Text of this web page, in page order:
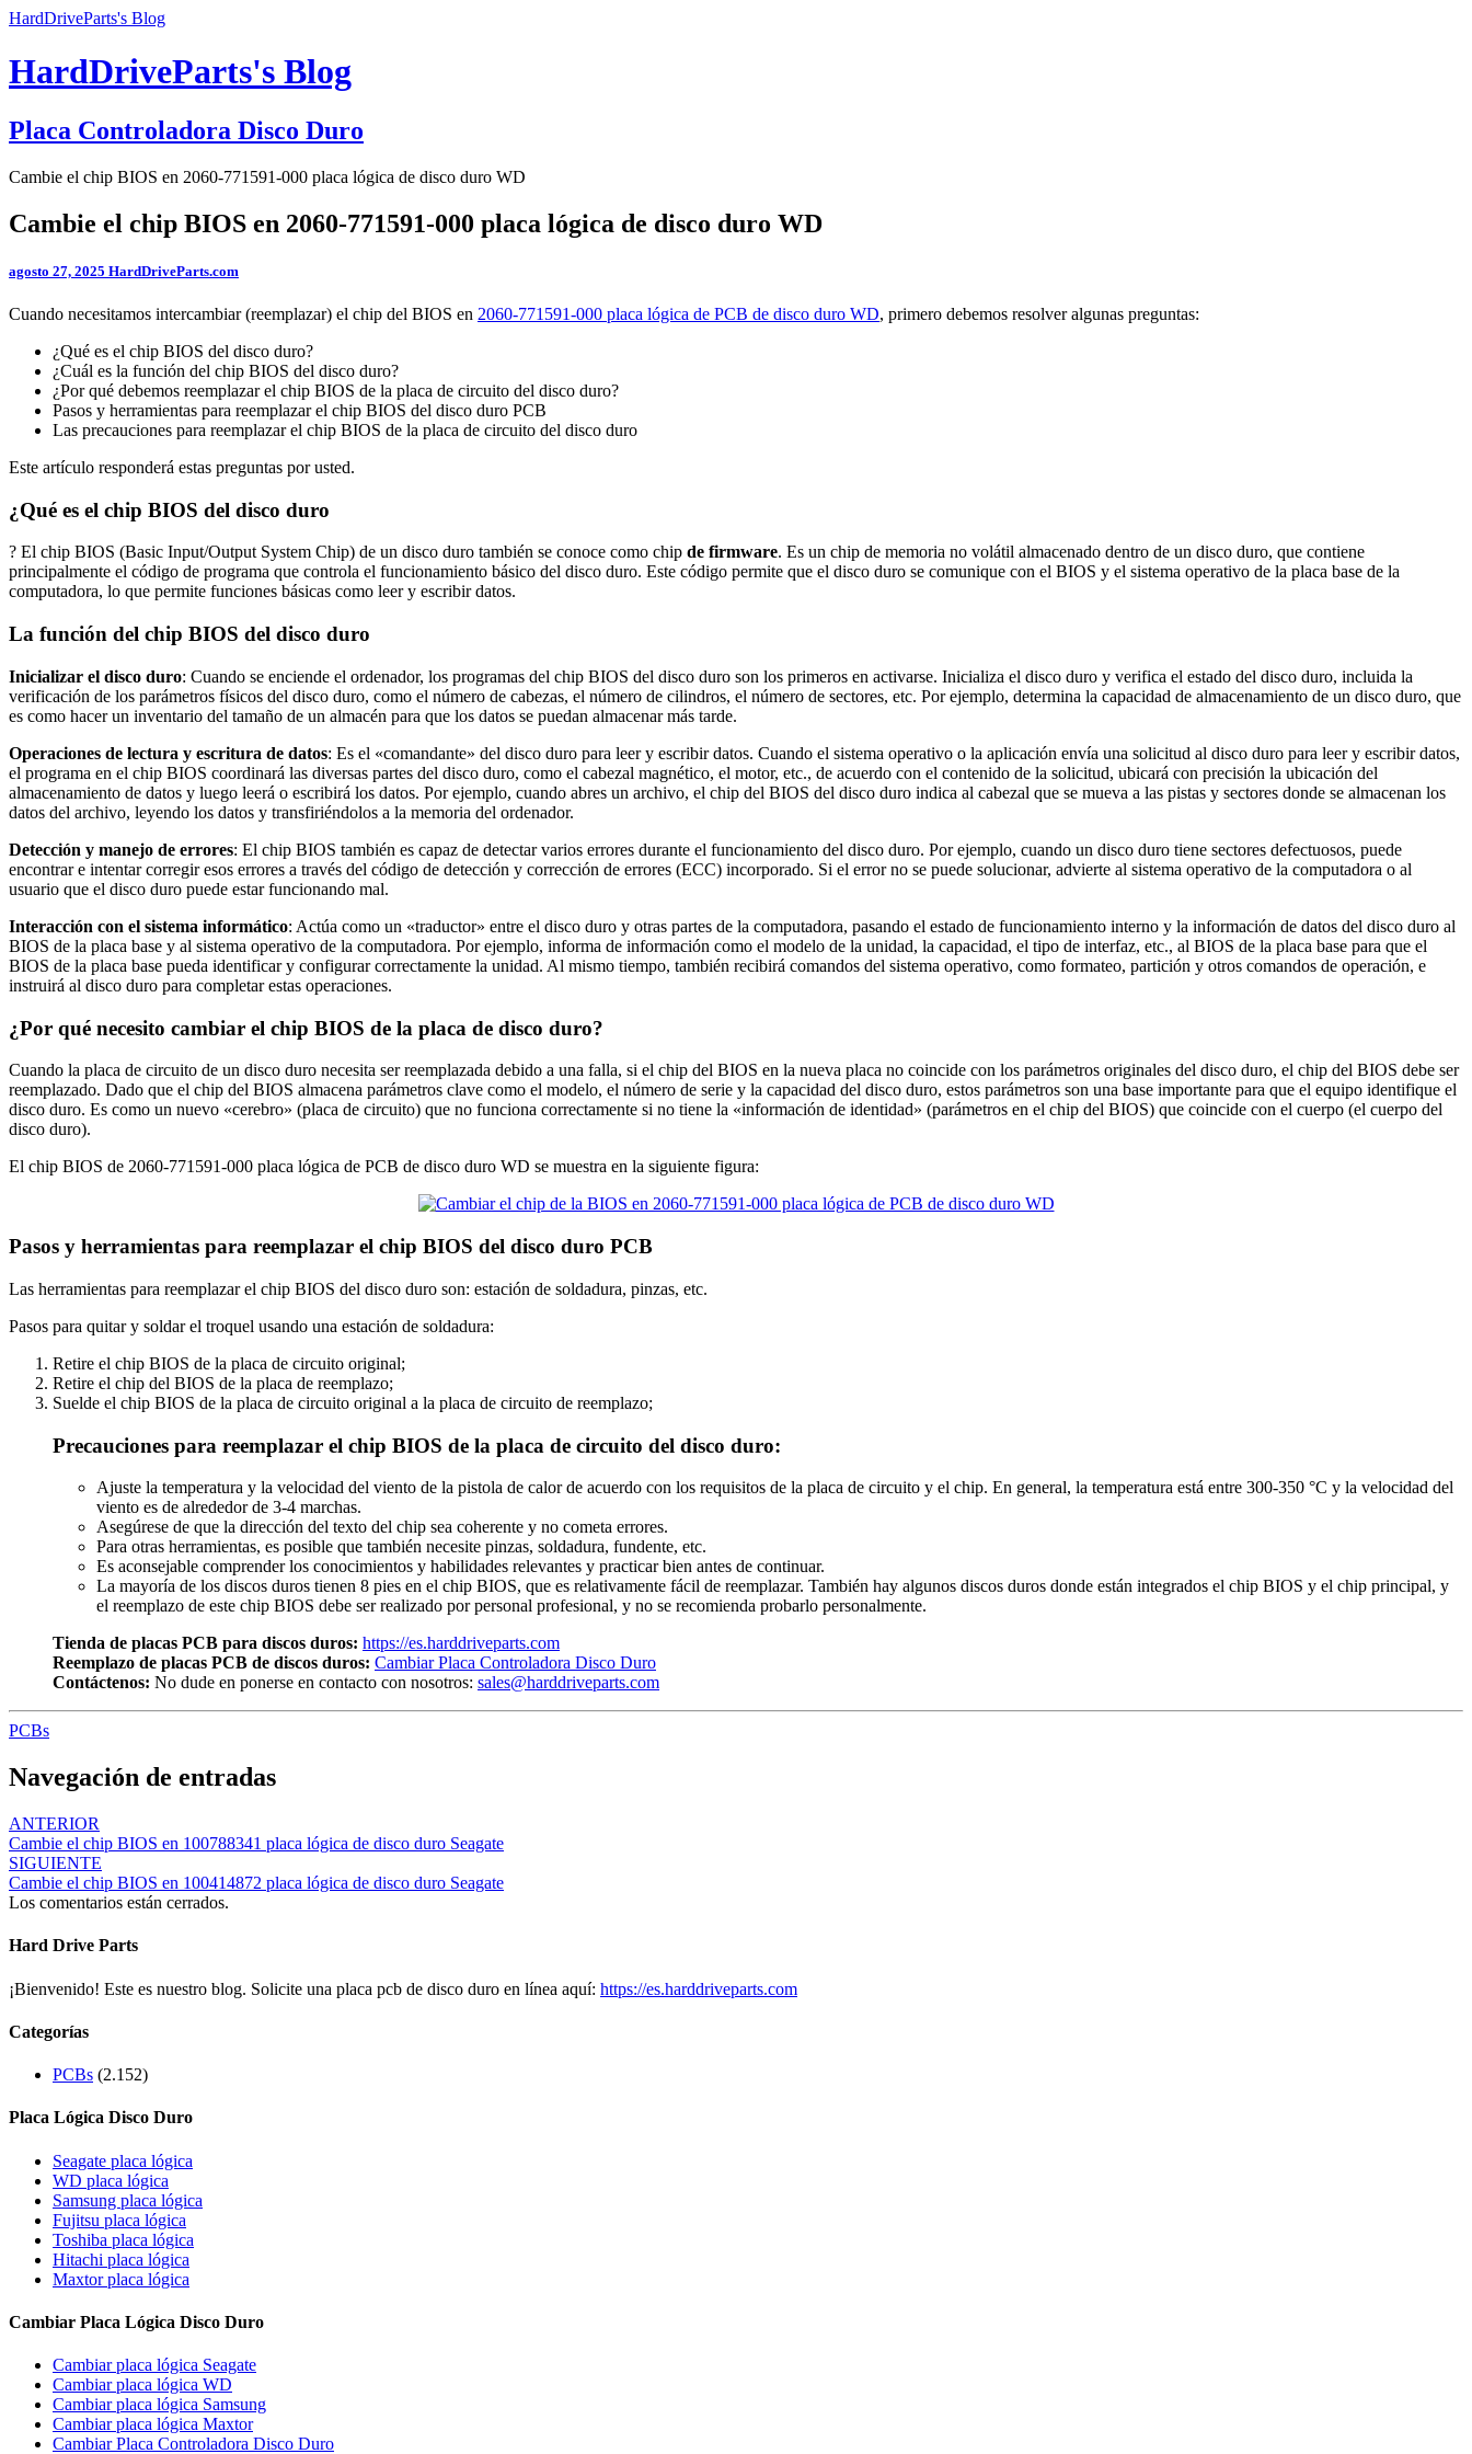
HardDriveParts's Blog
HardDriveParts's Blog
Placa Controladora Disco Duro
Cambie el chip BIOS en 2060-771591-000 placa lógica de disco duro WD
Cambie el chip BIOS en 2060-771591-000 placa lógica de disco duro WD
agosto 27, 2025 HardDriveParts.com
Cuando necesitamos intercambiar (reemplazar) el chip del BIOS en 2060-771591-000 placa lógica de PCB de disco duro WD, primero debemos resolver algunas preguntas:
¿Qué es el chip BIOS del disco duro?
¿Cuál es la función del chip BIOS del disco duro?
¿Por qué debemos reemplazar el chip BIOS de la placa de circuito del disco duro?
Pasos y herramientas para reemplazar el chip BIOS del disco duro PCB
Las precauciones para reemplazar el chip BIOS de la placa de circuito del disco duro
Este artículo responderá estas preguntas por usted.
¿Qué es el chip BIOS del disco duro
? El chip BIOS (Basic Input/Output System Chip) de un disco duro también se conoce como chip de firmware. Es un chip de memoria no volátil almacenado dentro de un disco duro, que contiene
principalmente el código de programa que controla el funcionamiento básico del disco duro. Este código permite que el disco duro se comunique con el BIOS y el sistema operativo de la placa base de la
computadora, lo que permite funciones básicas como leer y escribir datos.
La función del chip BIOS del disco duro
Inicializar el disco duro: Cuando se enciende el ordenador, los programas del chip BIOS del disco duro son los primeros en activarse. Inicializa el disco duro y verifica el estado del disco duro, incluida la
verificación de los parámetros físicos del disco duro, como el número de cabezas, el número de cilindros, el número de sectores, etc. Por ejemplo, determina la capacidad de almacenamiento de un disco duro, que
es como hacer un inventario del tamaño de un almacén para que los datos se puedan almacenar más tarde.
Operaciones de lectura y escritura de datos: Es el «comandante» del disco duro para leer y escribir datos. Cuando el sistema operativo o la aplicación envía una solicitud al disco duro para leer y escribir datos,
el programa en el chip BIOS coordinará las diversas partes del disco duro, como el cabezal magnético, el motor, etc., de acuerdo con el contenido de la solicitud, ubicará con precisión la ubicación del
almacenamiento de datos y luego leerá o escribirá los datos. Por ejemplo, cuando abres un archivo, el chip del BIOS del disco duro indica al cabezal que se mueva a las pistas y sectores donde se almacenan los
datos del archivo, leyendo los datos y transfiriéndolos a la memoria del ordenador.
Detección y manejo de errores: El chip BIOS también es capaz de detectar varios errores durante el funcionamiento del disco duro. Por ejemplo, cuando un disco duro tiene sectores defectuosos, puede
encontrar e intentar corregir esos errores a través del código de detección y corrección de errores (ECC) incorporado. Si el error no se puede solucionar, advierte al sistema operativo de la computadora o al
usuario que el disco duro puede estar funcionando mal.
Interacción con el sistema informático: Actúa como un «traductor» entre el disco duro y otras partes de la computadora, pasando el estado de funcionamiento interno y la información de datos del disco duro al
BIOS de la placa base y al sistema operativo de la computadora. Por ejemplo, informa de información como el modelo de la unidad, la capacidad, el tipo de interfaz, etc., al BIOS de la placa base para que el
BIOS de la placa base pueda identificar y configurar correctamente la unidad. Al mismo tiempo, también recibirá comandos del sistema operativo, como formateo, partición y otros comandos de operación, e
instruirá al disco duro para completar estas operaciones.
¿Por qué necesito cambiar el chip BIOS de la placa de disco duro?
Cuando la placa de circuito de un disco duro necesita ser reemplazada debido a una falla, si el chip del BIOS en la nueva placa no coincide con los parámetros originales del disco duro, el chip del BIOS debe ser
reemplazado. Dado que el chip del BIOS almacena parámetros clave como el modelo, el número de serie y la capacidad del disco duro, estos parámetros son una base importante para que el equipo identifique el
disco duro. Es como un nuevo «cerebro» (placa de circuito) que no funciona correctamente si no tiene la «información de identidad» (parámetros en el chip del BIOS) que coincide con el cuerpo (el cuerpo del
disco duro).
El chip BIOS de 2060-771591-000 placa lógica de PCB de disco duro WD se muestra en la siguiente figura:
Pasos y herramientas para reemplazar el chip BIOS del disco duro PCB
Las herramientas para reemplazar el chip BIOS del disco duro son: estación de soldadura, pinzas, etc.
Pasos para quitar y soldar el troquel usando una estación de soldadura:
Retire el chip BIOS de la placa de circuito original;
Retire el chip del BIOS de la placa de reemplazo;
Suelde el chip BIOS de la placa de circuito original a la placa de circuito de reemplazo;
Precauciones para reemplazar el chip BIOS de la placa de circuito del disco duro:
Ajuste la temperatura y la velocidad del viento de la pistola de calor de acuerdo con los requisitos de la placa de circuito y el chip. En general, la temperatura está entre 300-350 °C y la velocidad del
viento es de alrededor de 3-4 marchas.
Asegúrese de que la dirección del texto del chip sea coherente y no cometa errores.
Para otras herramientas, es posible que también necesite pinzas, soldadura, fundente, etc.
Es aconsejable comprender los conocimientos y habilidades relevantes y practicar bien antes de continuar.
La mayoría de los discos duros tienen 8 pies en el chip BIOS, que es relativamente fácil de reemplazar. También hay algunos discos duros donde están integrados el chip BIOS y el chip principal, y
el reemplazo de este chip BIOS debe ser realizado por personal profesional, y no se recomienda probarlo personalmente.
Tienda de placas PCB para discos duros: https://es.harddriveparts.com
Reemplazo de placas PCB de discos duros: Cambiar Placa Controladora Disco Duro
Contáctenos: No dude en ponerse en contacto con nosotros: sales@harddriveparts.com
PCBs
Navegación de entradas
ANTERIOR
Cambie el chip BIOS en 100788341 placa lógica de disco duro Seagate
SIGUIENTE
Cambie el chip BIOS en 100414872 placa lógica de disco duro Seagate
Los comentarios están cerrados.
Hard Drive Parts
¡Bienvenido! Este es nuestro blog. Solicite una placa pcb de disco duro en línea aquí: https://es.harddriveparts.com
Categorías
PCBs (2.152)
Placa Lógica Disco Duro
Seagate placa lógica
WD placa lógica
Samsung placa lógica
Fujitsu placa lógica
Toshiba placa lógica
Hitachi placa lógica
Maxtor placa lógica
Cambiar Placa Lógica Disco Duro
Cambiar placa lógica Seagate
Cambiar placa lógica WD
Cambiar placa lógica Samsung
Cambiar placa lógica Maxtor
Cambiar Placa Controladora Disco Duro